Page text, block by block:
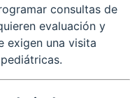
consultas de
evaluación y
exigen una visita